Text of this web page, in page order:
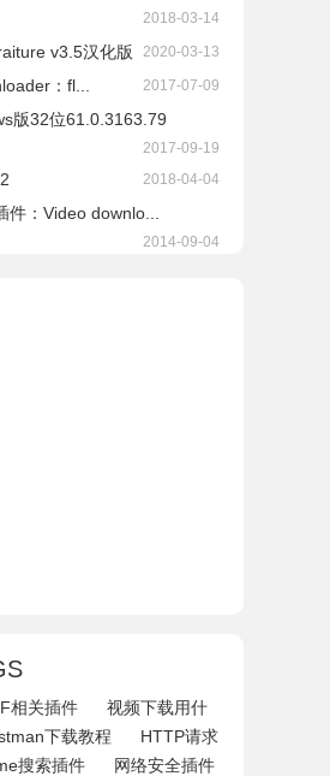
2018-03-14
v3.5汉化版 2020-03-13
：fl... 2017-07-09
版32位61.0.3163.79
2017-09-19
2018-04-04
：Video downlo...
2014-09-04
相关插件
视频下载用什
下载教程
HTTP请求
搜索插件
网络安全插件